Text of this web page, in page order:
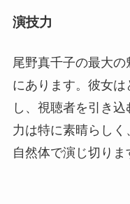
演技力
尾野真千子の最大
にあります。彼女
し、視聴者を引き
力は特に素晴らし
自然体で演じ切りま